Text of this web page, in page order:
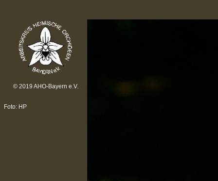
© 2019 AHO-Bayern e.V.
Foto: HP